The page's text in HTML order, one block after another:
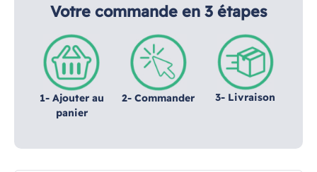
Votre commande en 3 étapes
1- Ajouter au
panier
2- Commander 3- Livraison